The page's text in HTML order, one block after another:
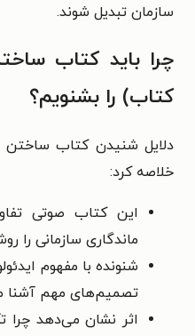
سازمان تبدیل شوند.
چرا باید کتاب
کتاب) را بشنویم؟
دلایل شنیدن کتاب ساختن
خلاصه کرد:
این کتاب صوتی
ماندگاری سازمانی را
شنونده با مفهوم
تصمیم‌های مهم آشنا
اثر نشان می‌دهد چرا